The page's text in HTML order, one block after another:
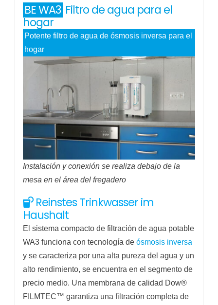
BE WA3 Filtro de agua para el
hogar
Potente filtro de agua de ósmosis inversa para el
hogar
Instalación y conexión se realiza debajo de la
mesa en el área del fregadero
Reinstes Trinkwasser im
Haushalt
El sistema compacto de filtración de agua potable
WA3 funciona con tecnología de ósmosis inversa
y se caracteriza por una alta pureza del agua y un
alto rendimiento, se encuentra en el segmento de
precio medio. Una membrana de calidad Dow®
FILMTEC™ garantiza una filtración completa de